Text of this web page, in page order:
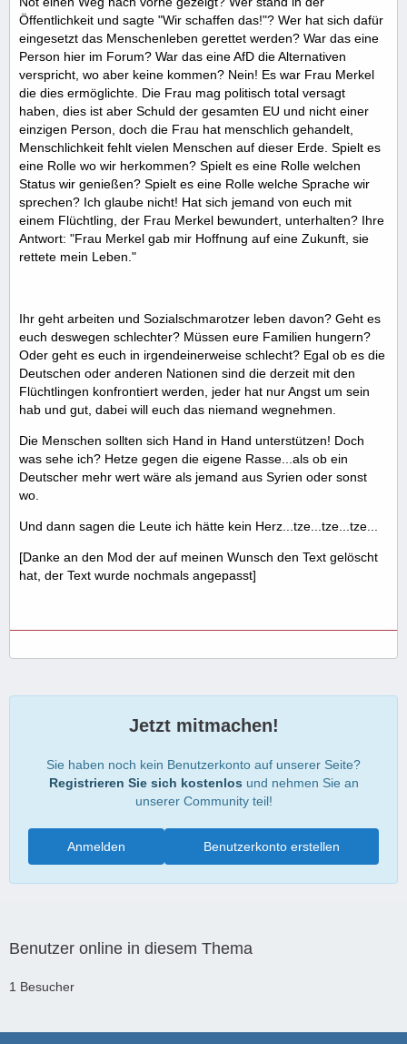
Öffentlichkeit und sagte "Wir schaffen das!"? Wer hat sich dafür
eingesetzt das Menschenleben gerettet werden? War das eine
Person hier im Forum? War das eine AfD die Alternativen
verspricht, wo aber keine kommen? Nein! Es war Frau Merkel
die dies ermöglichte. Die Frau mag politisch total versagt
haben, dies ist aber Schuld der gesamten EU und nicht einer
einzigen Person, doch die Frau hat menschlich gehandelt,
Menschlichkeit fehlt vielen Menschen auf dieser Erde. Spielt es
eine Rolle wo wir herkommen? Spielt es eine Rolle welchen
Status wir genießen? Spielt es eine Rolle welche Sprache wir
sprechen? Ich glaube nicht! Hat sich jemand von euch mit
einem Flüchtling, der Frau Merkel bewundert, unterhalten? Ihre
Antwort: "Frau Merkel gab mir Hoffnung auf eine Zukunft, sie
rettete mein Leben."
Ihr geht arbeiten und Sozialschmarotzer leben davon? Geht es
euch deswegen schlechter? Müssen eure Familien hungern?
Oder geht es euch in irgendeinerweise schlecht? Egal ob es die
Deutschen oder anderen Nationen sind die derzeit mit den
Flüchtlingen konfrontiert werden, jeder hat nur Angst um sein
hab und gut, dabei will euch das niemand wegnehmen.
Die Menschen sollten sich Hand in Hand unterstützen! Doch
was sehe ich? Hetze gegen die eigene Rasse...als ob ein
Deutscher mehr wert wäre als jemand aus Syrien oder sonst
wo.
Und dann sagen die Leute ich hätte kein Herz...tze...tze...tze...
[Danke an den Mod der auf meinen Wunsch den Text gelöscht
hat, der Text wurde nochmals angepasst]
Jetzt mitmachen!
Sie haben noch kein Benutzerkonto auf unserer Seite?
Registrieren Sie sich kostenlos und nehmen Sie an
unserer Community teil!
Benutzerkonto erstellen
Anmelden
Benutzer online in diesem Thema
1 Besucher